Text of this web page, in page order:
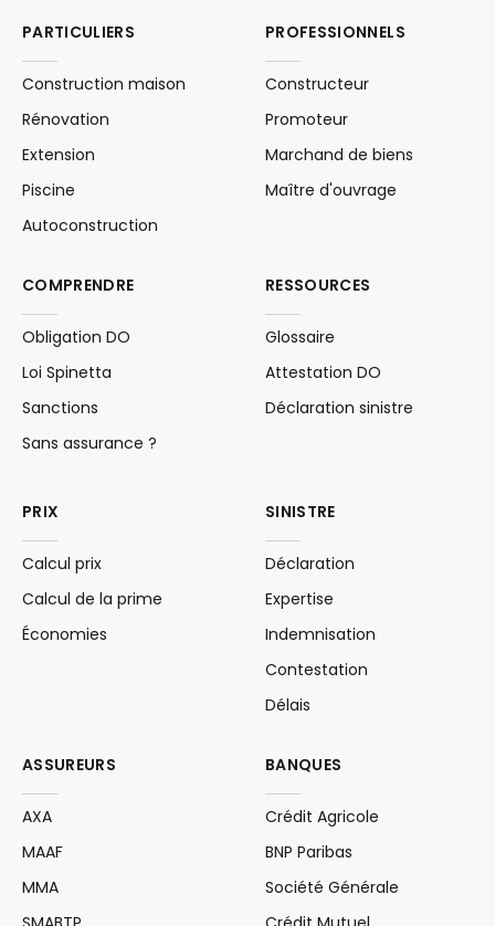
PARTICULIERS
Construction maison
Rénovation
Extension
Piscine
Autoconstruction
PROFESSIONNELS
Constructeur
Promoteur
Marchand de biens
Maître d'ouvrage
COMPRENDRE
Obligation DO
Loi Spinetta
Sanctions
Sans assurance ?
RESSOURCES
Glossaire
Attestation DO
Déclaration sinistre
PRIX
Calcul prix
Calcul de la prime
Économies
SINISTRE
Déclaration
Expertise
Indemnisation
Contestation
Délais
ASSUREURS
AXA
MAAF
MMA
BANQUES
Crédit Agricole
BNP Paribas
Société Générale